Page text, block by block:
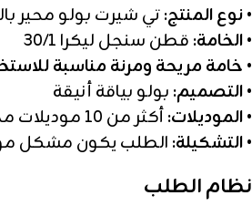
•نوع المنتج:تي شيرت بولو محير
•الخامة: قطن سنجل ليكرا 30/1
• خامة مريحة ومرنة مناسبة
•التصميم: بولو بياقة أنيقة
•الموديلات:أكثر من 10 موديلات مختلفة
•التشكيلة: الطلب يكون مشكل
نظام الطلب